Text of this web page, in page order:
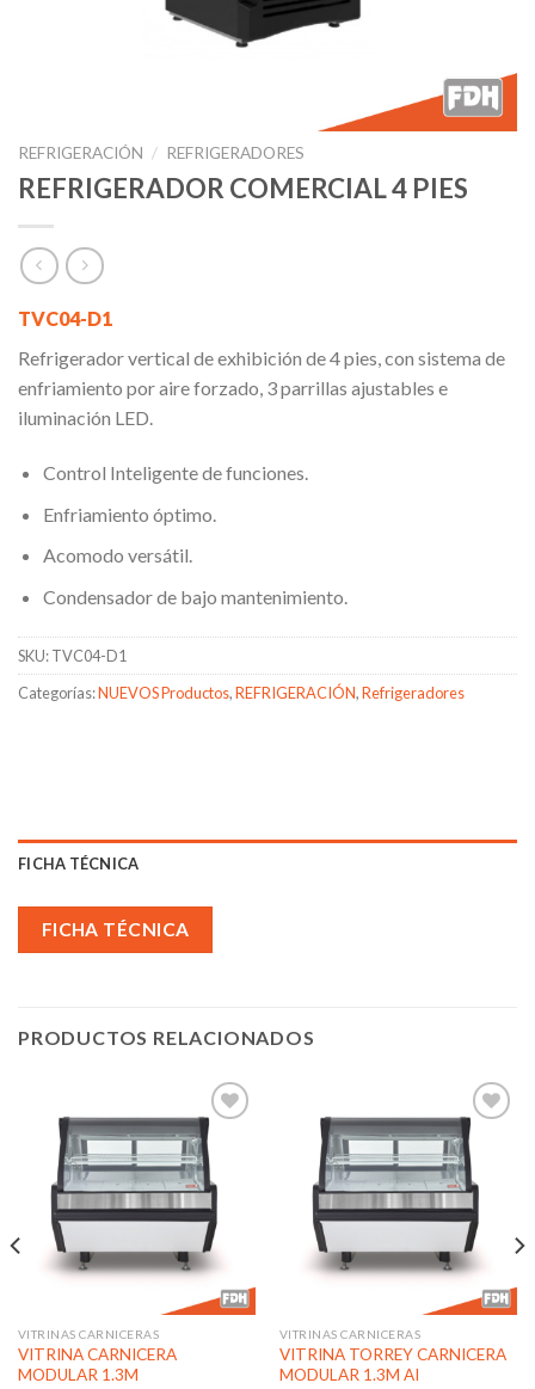
REFRIGERACIÓN / REFRIGERADORES
REFRIGERADOR COMERCIAL 4 PIES
TVC04-D1
Refrigerador vertical de exhibición de 4 pies, con sistema de
enfriamiento por aire forzado, 3 parrillas ajustables e
iluminación LED.
Control Inteligente de funciones.
Enfriamiento óptimo.
Acomodo versátil.
Condensador de bajo mantenimiento.
SKU:TVC04-D1
Categorías:NUEVOS Productos,REFRIGERACIÓN,Refrigeradores
FICHA TÉCNICA
FICHA TÉCNICA
PRODUCTOS RELACIONADOS
Añadir
a la
lista de
deseos
VITRINAS CARNICERAS
VITRINA CARNICERA
MODULAR 1.3M
Añadir
a la
lista de
deseos
VITRINAS CARNICERAS
VITRINA TORREY CARNICERA
MODULAR 1.3M AI